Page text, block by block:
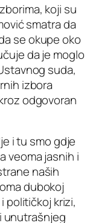
koji su
smatra da
se okupe oko
da je moglo
suda,
izbora
odgovoran
i tu smo gdje
veoma jasnih i
naših
dubokoj
političkoj krizi,
unutrašnjeg